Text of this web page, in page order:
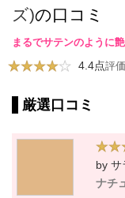
ズ)の口コミ
まるでサテンのように
4.4点評
厳選口コミ
by サ
ナチ